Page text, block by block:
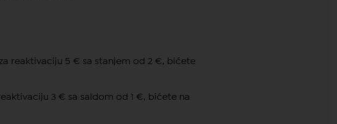
reaktivaciju 5 € sa stanjem od 2 €, bićete
3 € sa saldom od 1 €, bićete na